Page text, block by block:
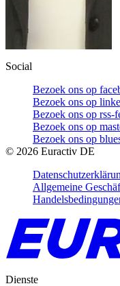
Social
Bezoek ons op
Bezoek ons op
Bezoek ons op rss-
Bezoek ons op
Bezoek ons op
© 2026 Euractiv DE
Allgemeine
Dienste